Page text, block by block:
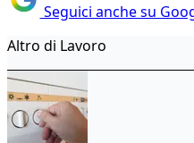
Seguici anche su
Altro di Lavoro